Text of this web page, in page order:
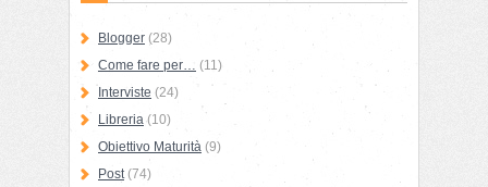
Blogger (28)
Come fare per… (11)
Interviste (24)
Libreria(10)
Obiettivo Maturità (9)
Post(74)